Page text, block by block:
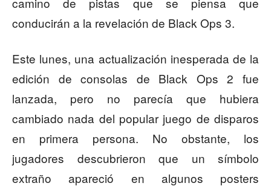
conducirán a la revelación de Black Ops 3.
Este lunes, una actualización inesperada de la
edición de consolas de Black Ops 2 fue
lanzada, pero no parecía que hubiera
cambiado nada del popular juego de disparos
en primera persona. No obstante, los
jugadores descubrieron que un símbolo
extraño apareció en algunos posters